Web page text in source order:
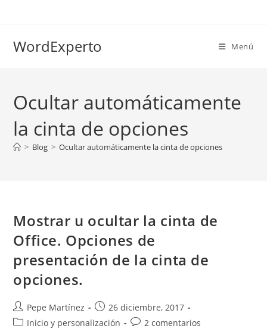
WordExperto Menú
Ocultar automáticamente
la cinta de opciones
> Blog > Ocultar automáticamente la cinta de opciones
Mostrar u ocultar la cinta de
Office. Opciones de
presentación de la cinta de
opciones.
Autor
de
Pepe Martínez
Publicación
de
26 diciembre, 2017
Categoría
Inicio y personalización
Comentarios
2 comentarios